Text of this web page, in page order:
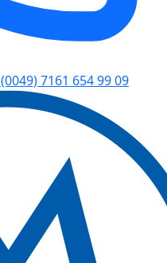
(0049) 7161 654 99 09